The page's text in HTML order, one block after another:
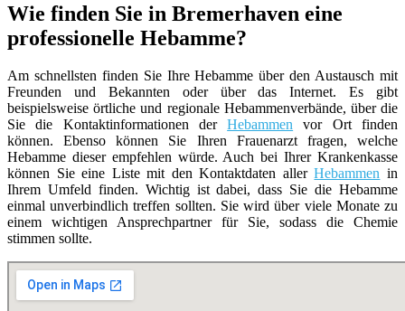
Wie finden Sie in Bremerhaven eine
professionelle Hebamme?
Am schnellsten finden Sie Ihre Hebamme über den Austausch mit
Freunden und Bekannten oder über das Internet. Es gibt
beispielsweise örtliche und regionale Hebammenverbände, über die
Sie die Kontaktinformationen derHebammen vor Ort finden
können. Ebenso können Sie Ihren Frauenarzt fragen, welche
Hebamme dieser empfehlen würde. Auch bei Ihrer Krankenkasse
können Sie eine Liste mit den Kontaktdaten allerHebammen in
Ihrem Umfeld finden. Wichtig ist dabei, dass Sie die Hebamme
einmal unverbindlich treffen sollten. Sie wird über viele Monate zu
einem wichtigen Ansprechpartner für Sie, sodass die Chemie
stimmen sollte.